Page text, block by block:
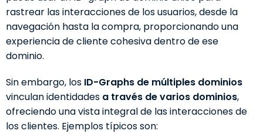
rastrear las interacciones de los usuarios, desde la
navegación hasta la compra, proporcionando una
experiencia de cliente cohesiva dentro de ese
dominio.
Sin embargo, los ID-Graphs de múltiples dominios
vinculan identidades a través de varios dominios,
ofreciendo una vista integral de las interacciones de
los clientes. Ejemplos típicos son: